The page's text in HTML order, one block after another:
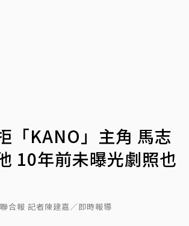
「KANO」主角 馬志
10年前未曝光劇照也
聯合報 記者陳建嘉／即時報導